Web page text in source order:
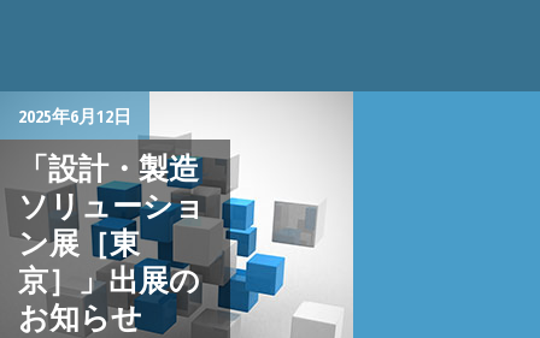
2025年6月12日
「設計・製造
ソリューショ
ン展［東
京］」出展の
お知らせ